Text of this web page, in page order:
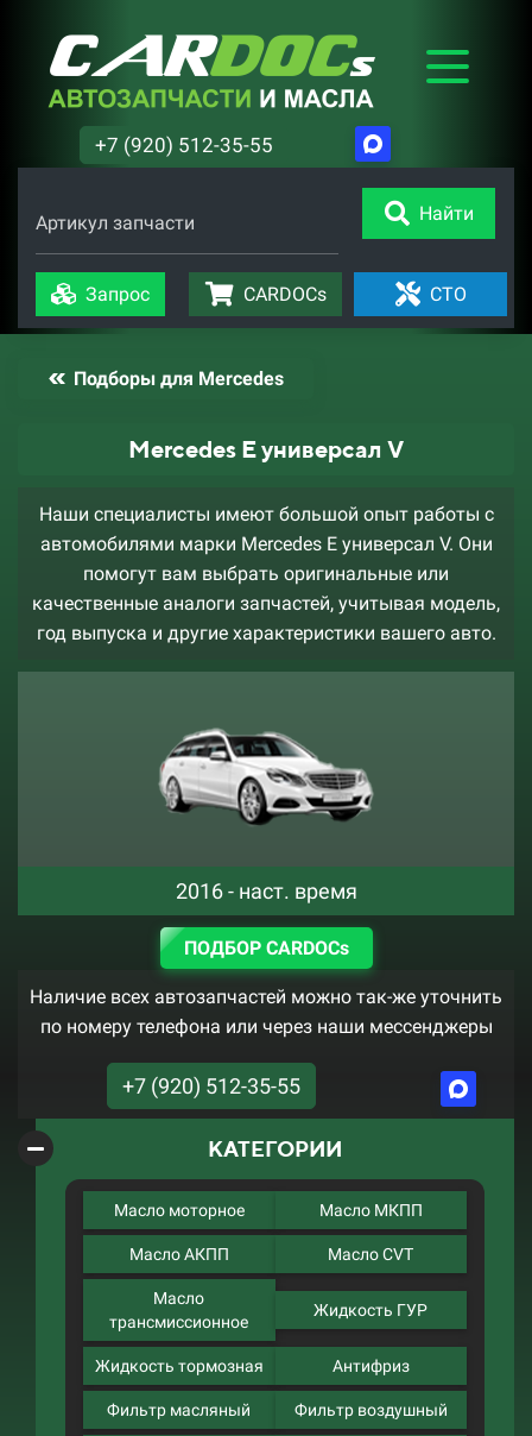
+7 (920) 512-35-55
Артикул запчасти Найти
Запрос CARDOCs СТО
Подборы для Mercedes
Mercedes E универсал V
Наши специалисты имеют большой опыт работы с
автомобилями марки Mercedes E универсал V. Они
помогут вам выбрать оригинальные или
качественные аналоги запчастей, учитывая модель,
год выпуска и другие характеристики вашего авто.
2016 - наст. время
ПОДБОР CARDOCs
Наличие всех автозапчастей можно так-же уточнить
по номеру телефона или через наши мессенджеры
+7 (920) 512-35-55
КАТЕГОРИИ
Масло моторное Масло МКПП
Масло АКПП Масло CVT
Масло
трансмиссионное
Жидкость ГУР
Жидкость тормозная Антифриз
Фильтр масляный Фильтр воздушный